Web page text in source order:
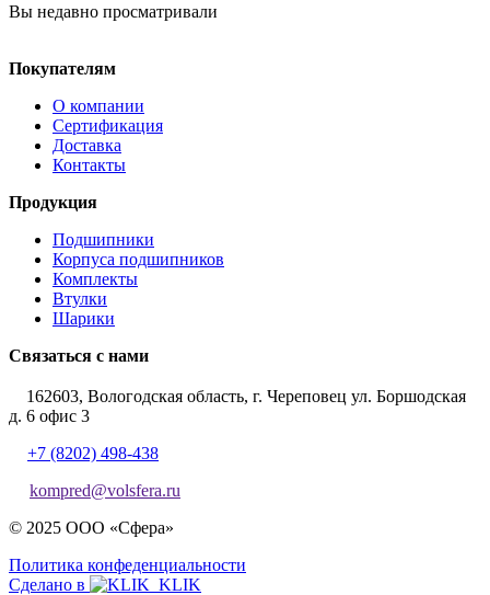
Вы недавно просматривали
Покупателям
О компании
Сертификация
Доставка
Контакты
Продукция
Подшипники
Корпуса подшипников
Комплекты
Втулки
Шарики
Связаться с нами
162603, Вологодская область, г. Череповец ул. Боршодская
д. 6 офис 3
+7 (8202) 498-438
kompred@volsfera.ru
© 2025 ООО «Сфера»
Политика конфеденциальности
Сделано в